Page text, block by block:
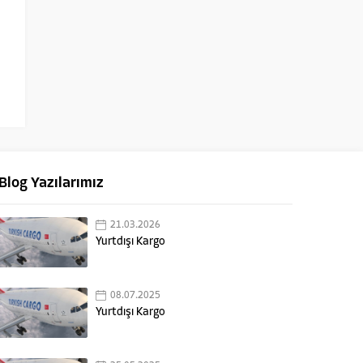
Yazılarımız
21.03.2026
Yurtdışı Kargo
08.07.2025
Yurtdışı Kargo